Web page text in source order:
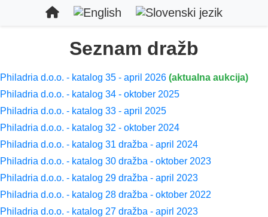
Seznam dražb
Philadria d.o.o. - katalog 35 - april 2026 (aktualna aukcija)
Philadria d.o.o. - katalog 34 - oktober 2025
Philadria d.o.o. - katalog 33 - april 2025
Philadria d.o.o. - katalog 32 - oktober 2024
Philadria d.o.o. - katalog 31 dražba - april 2024
Philadria d.o.o. - katalog 30 dražba - oktober 2023
Philadria d.o.o. - katalog 29 dražba - april 2023
Philadria d.o.o. - katalog 28 dražba - oktober 2022
Philadria d.o.o. - katalog 27 dražba - apirl 2023